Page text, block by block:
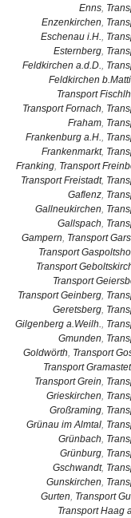
Enns,
Enzenkirchen,
Eschenau i.H.,
Esternberg,
Feldkirchen a.d.D.,
Feldkirchen
Transport
Transport Fornach,
Fraham,
Frankenburg a.H.,
Frankenmarkt,
Franking, Transport
Transport Freistadt,
Gaflenz,
Gallneukirchen,
Gallspach,
Gampern, Transport
Transport
Transport
Transport
Transport Geinberg,
Geretsberg,
Gilgenberg a.Weilh.,
Gmunden,
Goldwörth, Transport
Transport
Transport Grein,
Grieskirchen,
Großraming,
Grünau im Almtal,
Grünbach,
Grünburg,
Gschwandt,
Gunskirchen,
Gurten, Transport
Transport Haag